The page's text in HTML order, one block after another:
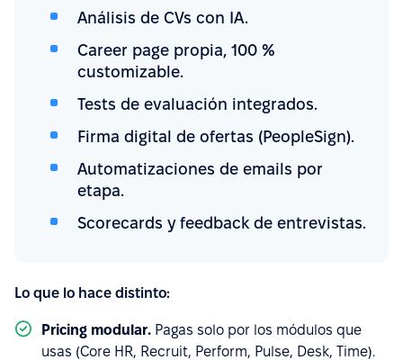
Análisis de CVs con IA.
Career page propia, 100 %
customizable.
Tests de evaluación integrados.
Firma digital de ofertas (PeopleSign).
Automatizaciones de emails por
etapa.
Scorecards y feedback de entrevistas.
Lo que lo hace distinto:
Pricing modular. Pagas solo por los módulos que
usas (Core HR, Recruit, Perform, Pulse, Desk, Time).